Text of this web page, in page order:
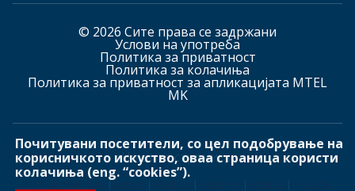
© 2026 Сите права се задржани
Услови на употреба
Политика за приватност
Политика за колачиња
Политика за приватност за апликацијата MTEL
MK
Hашите страници
mts.rs
Почитувани посетители, со цел подобрување на
корисничкото искуство, оваа страница користи
колачиња (eng. “cookies”).